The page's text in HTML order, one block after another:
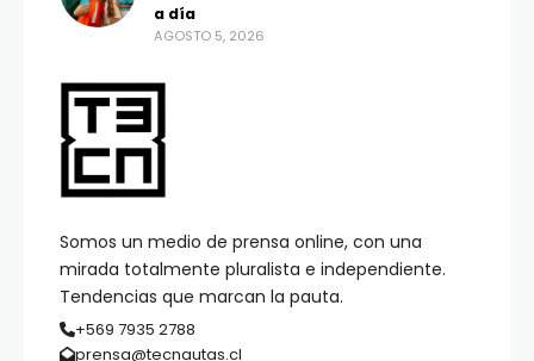
Somos un medio de prensa online, con una
mirada totalmente pluralista e independiente.
Tendencias que marcan la pauta.
+569 7935 2788
prensa@tecnautas.cl
a día
AGOSTO 5, 2026